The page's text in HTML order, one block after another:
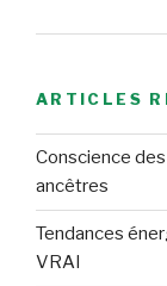
ARTICLES
Conscience
ancêtres
Tendances
VRAI